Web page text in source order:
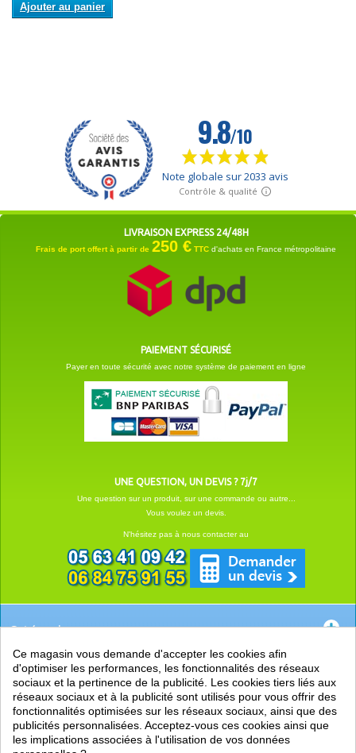
Ajouter au panier
LIVRAISON EXPRESS 24/48H
Frais de port offert à partir de 250 € TTC d'achats en France métropolitaine
PAIEMENT SÉCURISÉ
Payer en toute sécurité avec notre système de paiement en ligne
UNE QUESTION, UN DEVIS ? 7j/7
Une question sur un produit, sur une commande ou autre...
Vous voulez un devis.
N'hésitez pas à nous contacter au
Catégories
EN SAVOIR +
PRATIQUE
LIENS
Ce magasin vous demande d'accepter les cookies afin
d'optimiser les performances, les fonctionnalités des réseaux
sociaux et la pertinence de la publicité. Les cookies tiers liés aux
réseaux sociaux et à la publicité sont utilisés pour vous offrir des
fonctionnalités optimisées sur les réseaux sociaux, ainsi que des
publicités personnalisées. Acceptez-vous ces cookies ainsi que
les implications associées à l'utilisation de vos données